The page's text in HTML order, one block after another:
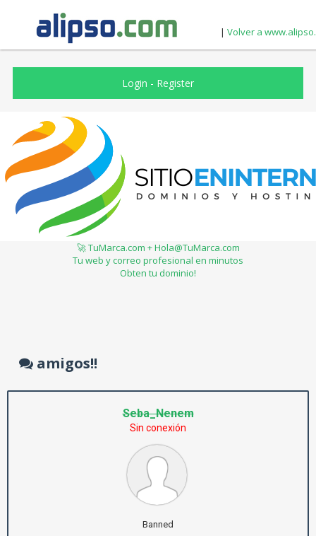
| Volver a
Login - Register
🚀 TuMarca.com + Hola@TuMarca.com
Tu web y correo profesional en minutos
Obten tu dominio!
amigos!!
Seba_Nenem
Sin conexión
Banned